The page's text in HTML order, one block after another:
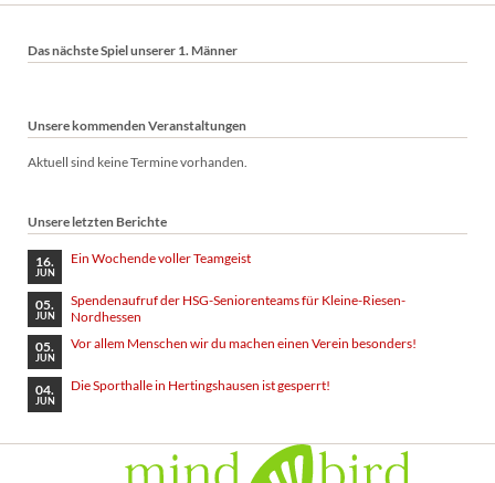
Das nächste Spiel unserer 1. Männer
Unsere kommenden Veranstaltungen
Aktuell sind keine Termine vorhanden.
Unsere letzten Berichte
16.
JUN
Ein Wochende voller Teamgeist
05.
JUN
Spendenaufruf der HSG-Seniorenteams für Kleine-Riesen-
Nordhessen
05.
JUN
Vor allem Menschen wir du machen einen Verein besonders!
04.
JUN
Die Sporthalle in Hertingshausen ist gesperrt!